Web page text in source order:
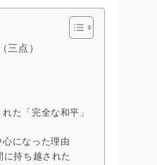
三点）
た「完全な和平」
になった理由
持ち越された